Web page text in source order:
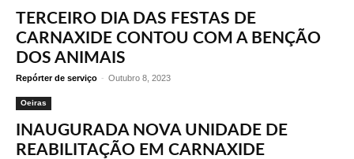
TERCEIRO DIA DAS FESTAS DE
CARNAXIDE CONTOU COM A BENÇÃO
DOS ANIMAIS
Repórter de serviço - Outubro 8, 2023
Oeiras
INAUGURADA NOVA UNIDADE DE
REABILITAÇÃO EM CARNAXIDE